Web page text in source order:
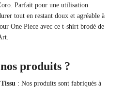
Parfait pour une utilisation
tout en restant doux et agréable à
One Piece avec ce t-shirt brodé de
produits ?
: Nos produits sont fabriqués à